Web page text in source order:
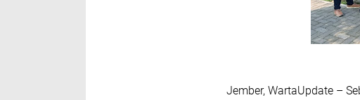
Jember, WartaUpdate –